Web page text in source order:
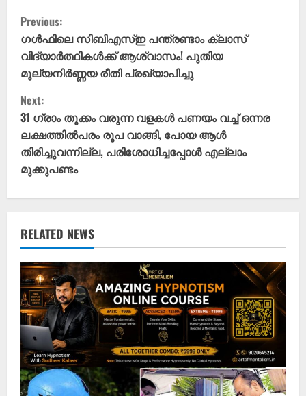
C
o
n
t
i
n
R
e
a
d
i
Previous:
ഗൾഫിലെ സിബിഎസ്ഇ പന്ത്രണ്ടാം ക്ലാസ്
വിദ്യാർത്ഥികൾക്ക് ആശ്വാസം! പുതിയ
മൂല്യനിർണ്ണയ രീതി പ്രഖ്യാപിച്ചു
Next:
31 ഗ്രാം തൂക്കം വരുന്ന വളകൾ പണയം വച്ച് ഒന്നര
ലക്ഷത്തിൽപരം രൂപ വാങ്ങി, പോയ ആൾ
തിരിച്ചുവന്നില്ല, പരിശോധിച്ചപ്പോൾ എല്ലാം
മുക്കുപണ്ടം
RELATED NEWS